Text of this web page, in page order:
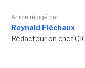
Article rédigé par
Reynald Fléchaux
Rédacteur en chef